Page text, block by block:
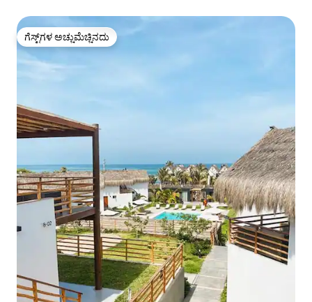
ಗೆಸ್ಟ್‌ಗಳ ಅಚ್ಚುಮೆಚ್ಚಿನದು
ಗೆಸ್ಟ್‌ಗಳ ಅಚ್ಚುಮೆಚ್ಚಿನದು